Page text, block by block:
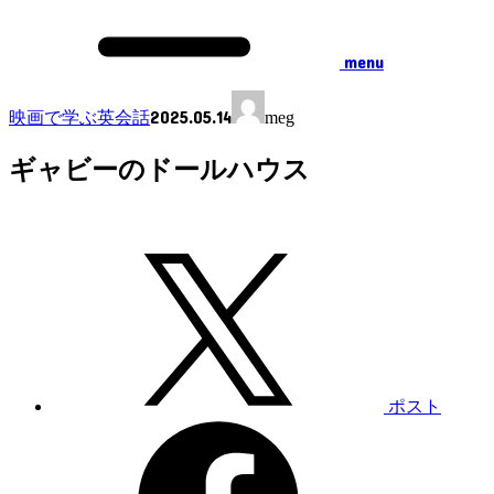
menu
映画で学ぶ英会話2025.05.14 meg
ギャビーのドールハウス
ポスト